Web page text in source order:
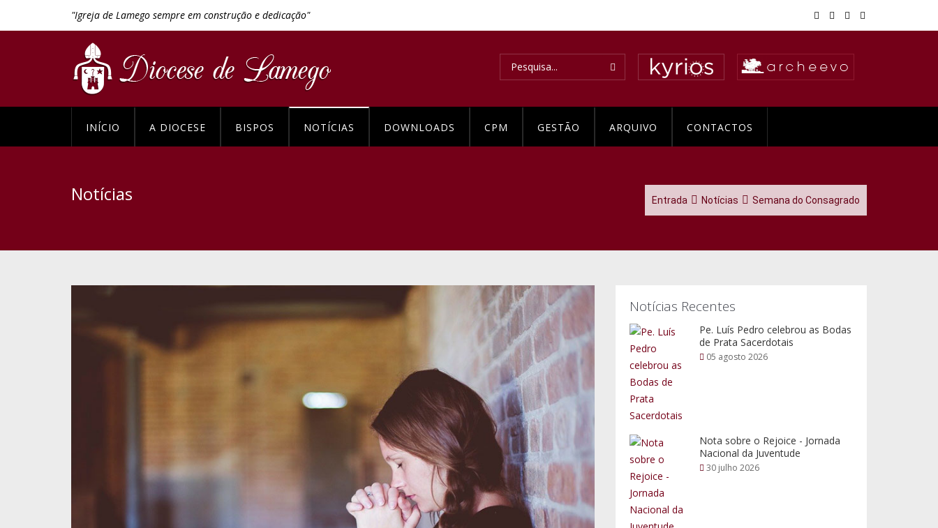
"Igreja de Lamego sempre em construção e dedicação"
INÍCIO A DIOCESE BISPOS NOTÍCIAS DOWNLOADS CPM GESTÃO ARQUIVO CONTACTOS
Notícias Entrada Notícias Semana do Consagrado
Notícias Recentes
Pe. Luís Pedro celebrou as Bodas
de Prata Sacerdotais
05 agosto 2026
Nota sobre o Rejoice - Jornada
Nacional da Juventude
30 julho 2026